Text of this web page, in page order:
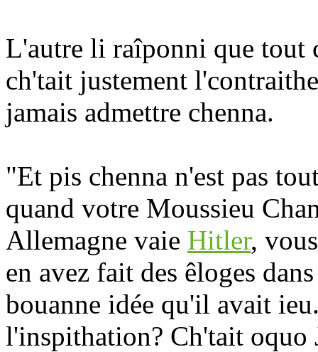
L'autre li raîponni que tout
ch'tait justement
jamais admettre chenna.
"Et pis chenna n'est pas
quand votre Moussieu
Allemagne vaie Hitler,
en avez fait des êloges
bouanne idée qu'il avait
l'inspithation? Ch'tait oquo